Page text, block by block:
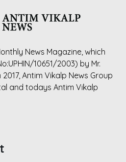
News Magazine, which
10651/2003) by Mr.
Antim Vikalp News Group
and todays Antim Vikalp